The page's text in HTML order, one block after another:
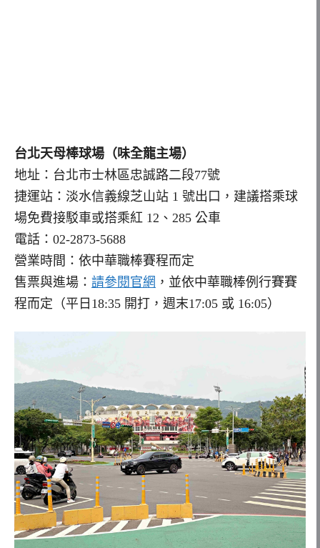
台北天母棒球場（味全龍主場）
地址：台北市士林區忠誠路二段77號
捷運站：淡水信義線芝山站 1 號出口，建議搭乘球
場免費接駁車或搭乘紅 12、285 公車
電話：02-2873-5688
營業時間：依中華職棒賽程而定
售票與進場： 請參閱官網 ，並依中華職棒例行賽賽
程而定（平日18:35 開打，週末17:05 或 16:05）